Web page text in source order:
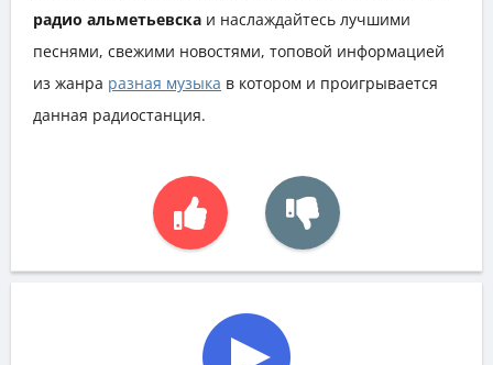
радио альметьевска и наслаждайтесь лучшими
песнями, свежими новостями, топовой информацией
из жанра разная музыка в котором и проигрывается
данная радиостанция.